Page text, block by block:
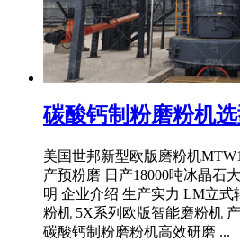
碳酸钙制粉磨粉机
美国世邦新型欧版磨粉机
产预粉磨 日产18000吨冰晶石
明 企业介绍 生产实力 LM立式
粉机 5X系列欧版智能磨粉机
碳酸钙制粉磨粉机高效研磨 ...